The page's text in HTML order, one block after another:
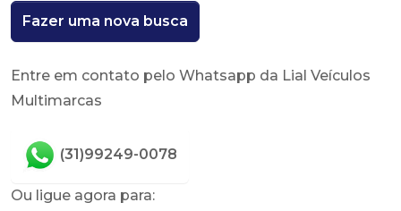
Fazer uma nova busca
Entre em contato pelo Whatsapp da Lial Veículos
Multimarcas
(31)99249-0078
Ou ligue agora para: